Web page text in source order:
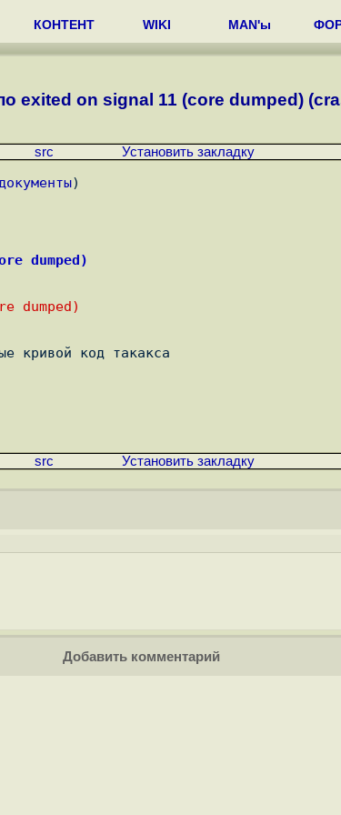
КОНТЕНТ WIKI MAN'ы
exited on signal 11 (core dumped)
src Установить закладку
)
dumped)
dumped)
кривой код такакса
src Установить закладку
Добавить комментарий